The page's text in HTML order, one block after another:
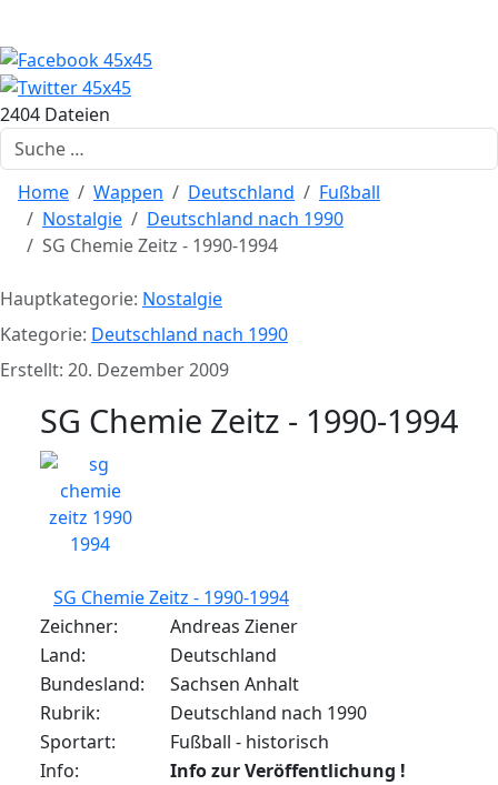
2404 Dateien
Suchen
Home Wappen Deutschland
Fußball
Nostalgie
Deutschland nach 1990
SG Chemie Zeitz - 1990-1994
Hauptkategorie: Nostalgie
Kategorie: Deutschland nach 1990
Erstellt: 20. Dezember 2009
SG Chemie Zeitz - 1990-1994
SG Chemie Zeitz - 1990-1994
Zeichner:
Andreas Ziener
Land:
Deutschland
Bundesland:
Sachsen Anhalt
Rubrik:
Deutschland nach 1990
Sportart:
Fußball - historisch
Info:
Info zur Veröffentlichung !